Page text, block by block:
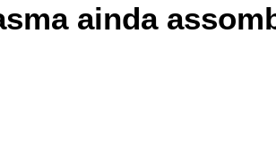
ainda